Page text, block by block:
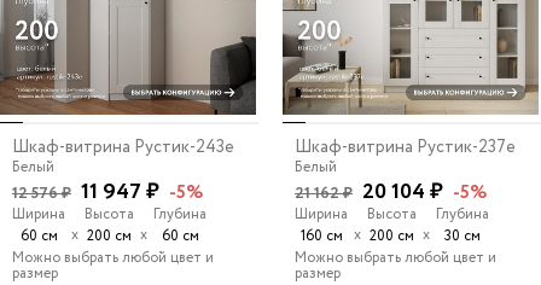
Шкаф-витрина Рустик-243e
Белый
12 576 ₽ 11 947 ₽ -5%
Ширина
60 см
х
Высота
200 см х
Глубина
60 см
Можно выбрать любой цвет и
размер
Шкаф-витрина Рустик-237e
Белый
21 162 ₽ 20 104 ₽ -5%
Ширина
160 см х
Высота
200 см х
Глубина
30 см
Можно выбрать любой цвет и
размер